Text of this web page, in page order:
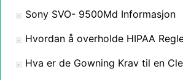
Sony SVO- 9500Md Informasjon
Hvordan å overholde HIPAA
Hva er de Gowning Krav til en